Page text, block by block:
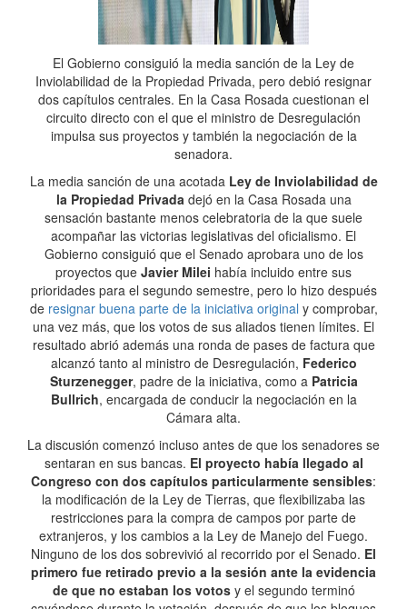
El Gobierno consiguió la media sanción de la Ley de
Inviolabilidad de la Propiedad Privada, pero debió resignar
dos capítulos centrales. En la Casa Rosada cuestionan el
circuito directo con el que el ministro de Desregulación
impulsa sus proyectos y también la negociación de la
senadora.
La media sanción de una acotada Ley de Inviolabilidad de
la Propiedad Privadadejó en la Casa Rosada una
sensación bastante menos celebratoria de la que suele
acompañar las victorias legislativas del oficialismo. El
Gobierno consiguió que el Senado aprobara uno de los
proyectos que Javier Milei había incluido entre sus
prioridades para el segundo semestre, pero lo hizo después
de resignar buena parte de la iniciativa original y comprobar,
una vez más, que los votos de sus aliados tienen límites. El
resultado abrió además una ronda de pases de factura que
alcanzó tanto al ministro de Desregulación, Federico
Sturzenegger, padre de la iniciativa, como a Patricia
Bullrich, encargada de conducir la negociación en la
Cámara alta.
La discusión comenzó incluso antes de que los senadores se
sentaran en sus bancas. El proyecto había llegado al
Congreso con dos capítulos particularmente sensibles:
la modificación de la Ley de Tierras, que flexibilizaba las
restricciones para la compra de campos por parte de
extranjeros, y los cambios a la Ley de Manejo del Fuego.
Ninguno de los dos sobrevivió al recorrido por el Senado. El
primero fue retirado previo a la sesión ante la evidencia
de que no estaban los votos y el segundo terminó